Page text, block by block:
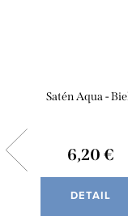
Satén Aqua -
6,20 €
DETAIL